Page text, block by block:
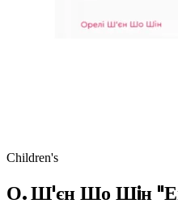
Children's
О. Ш'єн Шо Шiн